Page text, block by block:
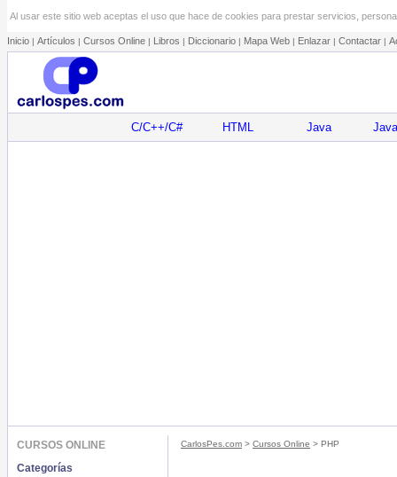
Al usar este sitio web aceptas el uso que hace de cookies para prestar servicios,
Inicio | Artículos | Cursos Online | Libros | Diccionario | Mapa Web | Enlazar | Contactar |
C/C++/C# HTML Java
CURSOS ONLINE
Categorías
CarlosPes.com > Cursos Online > PHP